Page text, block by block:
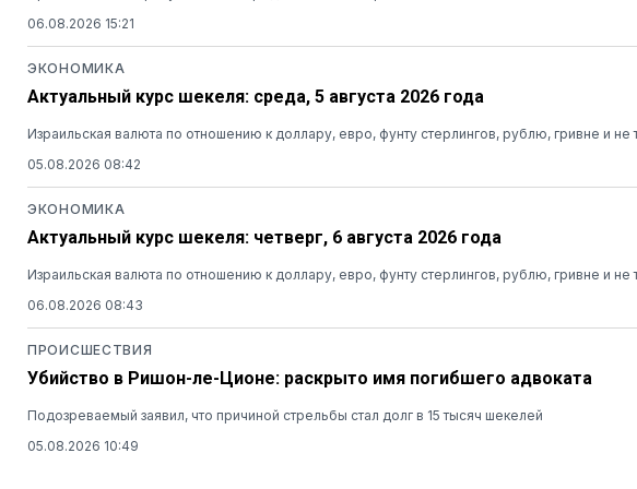
06.08.2026 15:21
ЭКОНОМИКА
Актуальный курс шекеля: среда, 5 августа 2026 года
Израильская валюта по отношению к доллару, евро, фунту стерлингов, рублю, гривне и не
05.08.2026 08:42
ЭКОНОМИКА
Актуальный курс шекеля: четверг, 6 августа 2026 года
Израильская валюта по отношению к доллару, евро, фунту стерлингов, рублю, гривне и не
06.08.2026 08:43
ПРОИСШЕСТВИЯ
Убийство в Ришон-ле-Ционе: раскрыто имя погибшего адвоката
Подозреваемый заявил, что причиной стрельбы стал долг в 15 тысяч шекелей
05.08.2026 10:49